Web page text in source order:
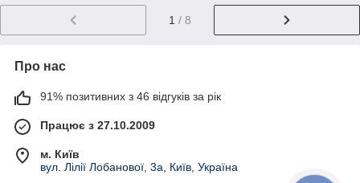
1 / 8
Про нас
91% позитивних з 46 відгуків за рік
Працює з 27.10.2009
м. Київ
вул. Лілії Лобанової, 3а, Київ, Україна